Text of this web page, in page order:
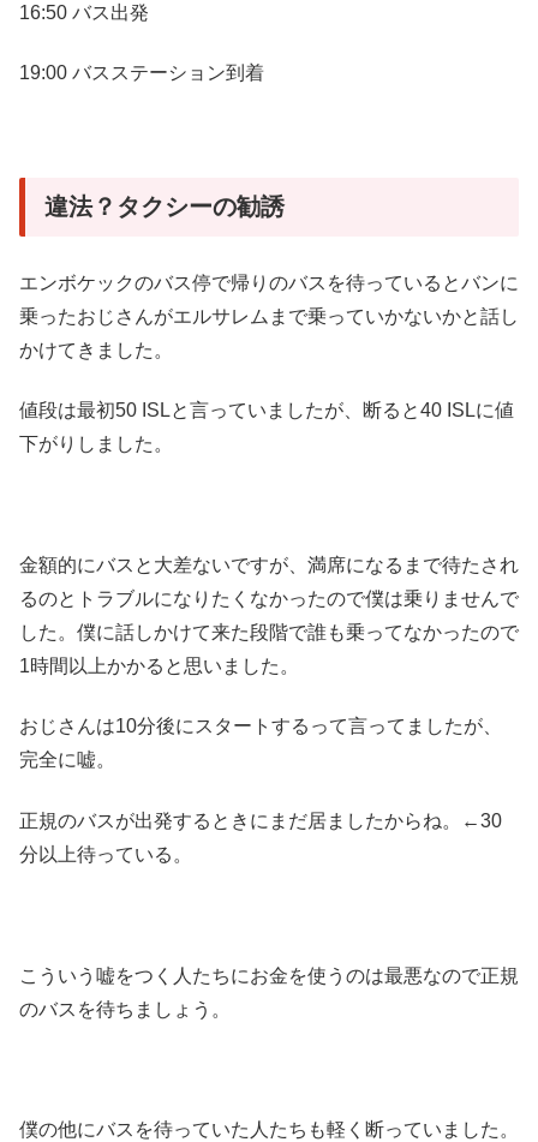
16:50 バス出発
19:00 バスステーション到着
違法？タクシーの勧誘
エンボケックのバス停で帰りのバスを待っているとバンに
乗ったおじさんがエルサレムまで乗っていかないかと話し
かけてきました。
値段は最初50 ISLと言っていましたが、断ると40 ISLに値
下がりしました。
金額的にバスと大差ないですが、満席になるまで待たされ
るのとトラブルになりたくなかったので僕は乗りませんで
した。僕に話しかけて来た段階で誰も乗ってなかったので
1時間以上かかると思いました。
おじさんは10分後にスタートするって言ってましたが、
完全に嘘。
正規のバスが出発するときにまだ居ましたからね。←30
分以上待っている。
こういう嘘をつく人たちにお金を使うのは最悪なので正規
のバスを待ちましょう。
僕の他にバスを待っていた人たちも軽く断っていました。